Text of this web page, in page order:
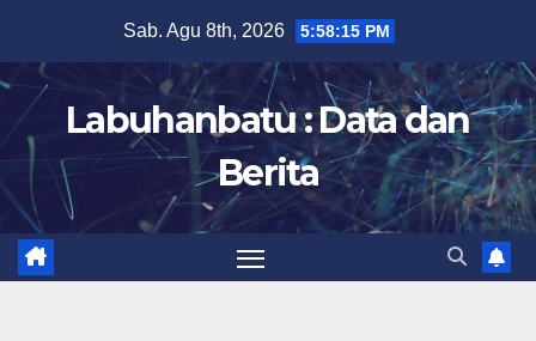
content
Sab. Agu 8th, 2026 5:58:16 PM
Labuhanbatu : Data dan
Berita